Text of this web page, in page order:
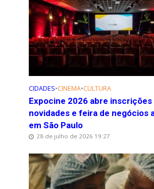
CIDADES•CINEMA•CULTURA
Expocine 2026 abre inscrições
novidades e feira de negócios
em São Paulo
28 de julho de 2026 19:27